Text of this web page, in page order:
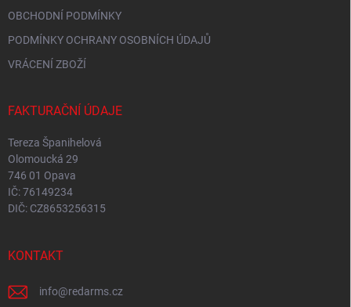
OBCHODNÍ PODMÍNKY
PODMÍNKY OCHRANY OSOBNÍCH ÚDAJŮ
VRÁCENÍ ZBOŽÍ
FAKTURAČNÍ ÚDAJE
Tereza Španihelová
Olomoucká 29
746 01 Opava
IČ: 76149234
DIČ: CZ8653256315
KONTAKT
info@redarms.cz